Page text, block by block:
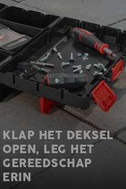
KLAP HET DEKSEL
OPEN, LEG HET
GEREEDSCHAP
ERIN